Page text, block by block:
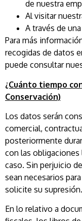
de nuestra
Al visitar
A través de
Para más
recogidas de datos
puede consultar
¿Cuánto tiempo
Conservación)
Los datos serán
comercial,
posteriormente
con las obligaciones
caso. Sin perjuicio
sean necesarios
solicite su supresión.
En lo relativo a